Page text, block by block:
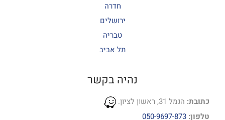
חדרה
ירושלים
טבריה
תל אביב
נהיה בקשר
כתובת: הנמל 31, ראשון לציון.
טלפון: 050-9697-873